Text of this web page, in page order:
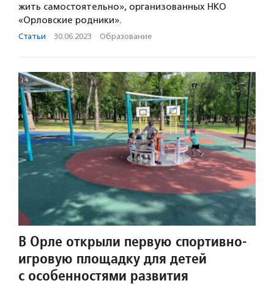
жить самостоятельно», организованных НКО
«Орловские родники».
Статьи · 30.06.2023 · Образование
В Орле открыли первую спортивно-
игровую площадку для детей
с особенностями развития